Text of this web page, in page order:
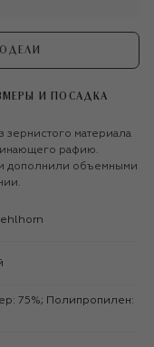
И ПОСАДКА
материала
рафию.
дополнили объемными